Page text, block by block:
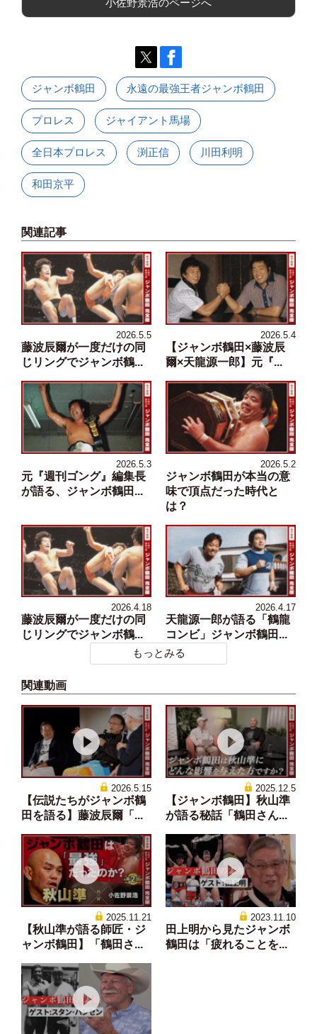
小佐野景浩のページへ
ジャンボ鶴田 永遠の最強王者ジャンボ鶴田
プロレス ジャイアント馬場
全日本プロレス 渕正信 川田利明
和田京平
関連記事
2026.5.5
藤波辰爾が一度だけの同
じリングでジャンボ鶴...
2026.5.4
【ジャンボ鶴田×藤波辰
爾×天龍源一郎】元『...
2026.5.3
元『週刊ゴング』編集長
が語る、ジャンボ鶴田...
2026.5.2
ジャンボ鶴田が本当の意
味で頂点だった時代と
は？
2026.4.18
藤波辰爾が一度だけの同
じリングでジャンボ鶴...
2026.4.17
天龍源一郎が語る「鶴龍
コンビ」ジャンボ鶴田...
もっとみる
関連動画
2026.5.15
【伝説たちがジャンボ鶴
田を語る】藤波辰爾「...
2025.12.5
【ジャンボ鶴田】秋山準
が語る秘話「鶴田さん...
2025.11.21
【秋山準が語る師匠・ジ
ャンボ鶴田】「鶴田さ...
2023.11.10
田上明から見たジャンボ
鶴田は「疲れることを...